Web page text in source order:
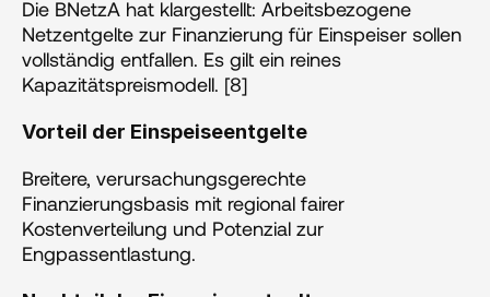
Die BNetzA hat klargestellt: Arbeitsbezogene
Netzentgelte zur Finanzierung für Einspeiser sollen
vollständig entfallen. Es gilt ein reines
Kapazitätspreismodell. [8]
Vorteil der Einspeiseentgelte
Breitere, verursachungsgerechte
Finanzierungsbasis mit regional fairer
Kostenverteilung und Potenzial zur
Engpassentlastung.